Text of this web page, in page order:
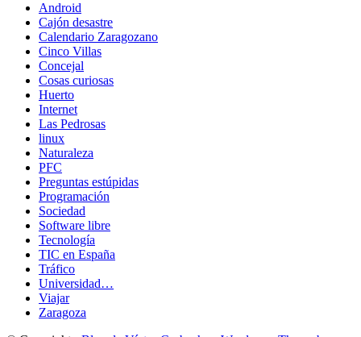
Android
Cajón desastre
Calendario Zaragozano
Cinco Villas
Concejal
Cosas curiosas
Huerto
Internet
Las Pedrosas
linux
Naturaleza
PFC
Preguntas estúpidas
Programación
Sociedad
Software libre
Tecnología
TIC en España
Tráfico
Universidad…
Viajar
Zaragoza